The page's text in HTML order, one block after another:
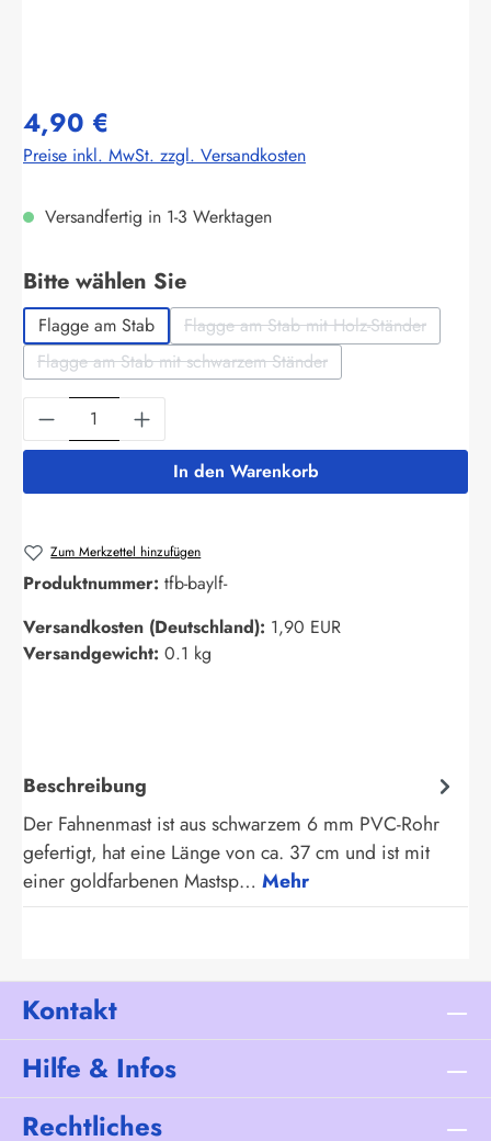
4,90 €
Preise inkl. MwSt. zzgl. Versandkosten
Versandfertig in 1-3 Werktagen
Bitte wählen Sieauswählen
Flagge am Stab Flagge am Stab mit Holz-Ständer
(Diese Option ist zurzeit
Flagge am Stab mit schwarzem Ständer
(Diese Option ist zurzeit nicht verfügbar.)
Produkt Anzahl: Gib den gewünschten
In den Warenkorb
Zum Merkzettel hinzufügen
Produktnummer: tfb-baylf-
Versandkosten (Deutschland): 1,90 EUR
Versandgewicht: 0.1 kg
Beschreibung
Der Fahnenmast ist aus schwarzem 6 mm PVC-Rohr
gefertigt, hat eine Länge von ca. 37 cm und ist mit
einer goldfarbenen Mastsp… Mehr
Kontakt
Hilfe & Infos
Rechtliches